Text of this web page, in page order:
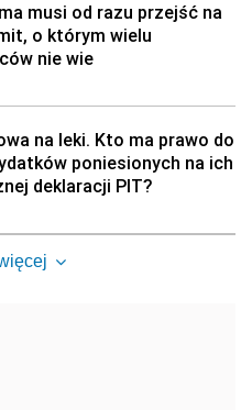
musi od razu przejść na
o którym wielu
nie wie
na leki. Kto ma prawo do
poniesionych na ich
deklaracji PIT?